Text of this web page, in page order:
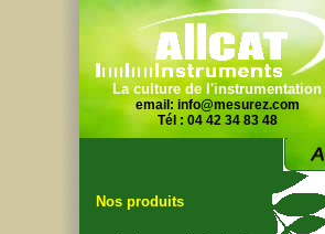
La culture de l'instrumentation
email: info@mesurez.com
Tél : 04 42 34 83 48
Nos produits